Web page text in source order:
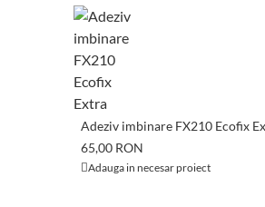
Adeziv imbinare FX210 Ecofix
65,00 RON
Adauga in necesar proiect